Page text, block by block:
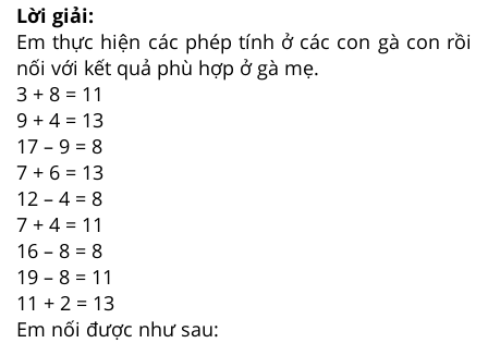
Lời giải:
Em thực hiện các phép tính ở các con gà con rồi
nối với kết quả phù hợp ở gà mẹ.
3 + 8 = 11
9 + 4 = 13
17 – 9 = 8
7 + 6 = 13
12 – 4 = 8
7 + 4 = 11
16 – 8 = 8
19 – 8 = 11
11 + 2 = 13
Em nối được như sau: